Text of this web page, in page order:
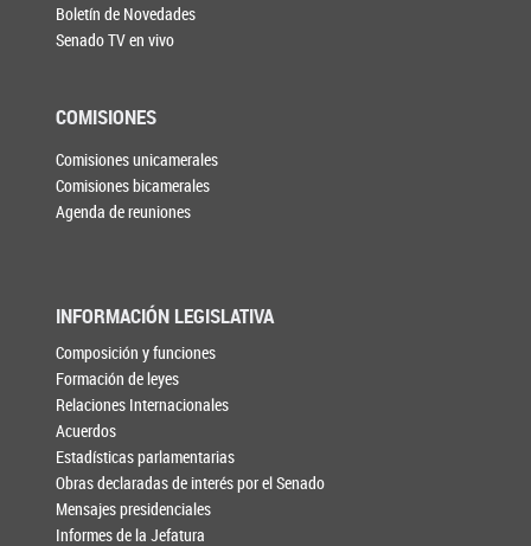
Boletín de Novedades
Senado TV en vivo
COMISIONES
Comisiones unicamerales
Comisiones bicamerales
Agenda de reuniones
INFORMACIÓN LEGISLATIVA
Composición y funciones
Formación de leyes
Relaciones Internacionales
Acuerdos
Estadísticas parlamentarias
Obras declaradas de interés por el Senado
Mensajes presidenciales
Informes de la Jefatura